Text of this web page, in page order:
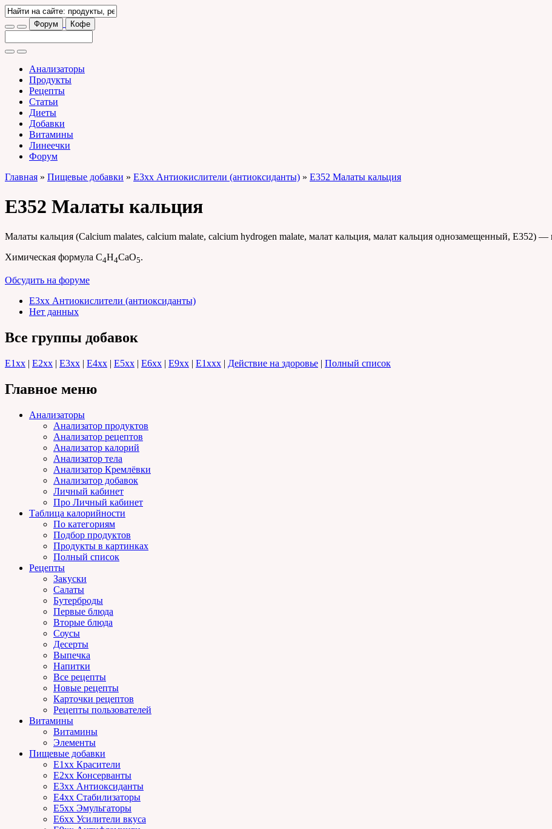
Форум Кофе
Анализаторы
Продукты
Рецепты
Статьи
Диеты
Добавки
Витамины
Линеечки
Форум
Главная » Пищевые добавки » E3xx Антиокислители (антиоксиданты) » E352 Малаты кальция
E352 Малаты кальция
Малаты кальция (Calcium malates, calcium malate, calcium hydrogen malate, малат кальция, малат кальция однозамещенный, E352) —
Химическая формула C4H4CaO5.
Обсудить на форуме
E3xx Антиокислители (антиоксиданты)
Нет данных
Все группы добавок
E1хх | E2хх | E3хх | E4хх | E5хх | E6хх | E9хх | E1xхх | Действие на здоровье | Полный список
Главное меню
Анализаторы
Анализатор продуктов
Анализатор рецептов
Анализатор калорий
Анализатор тела
Анализатор Кремлёвки
Анализатор добавок
Личный кабинет
Про Личный кабинет
Таблица калорийности
По категориям
Подбор продуктов
Продукты в картинках
Полный список
Рецепты
Закуски
Салаты
Бутерброды
Первые блюда
Вторые блюда
Соусы
Десерты
Выпечка
Напитки
Все рецепты
Новые рецепты
Карточки рецептов
Рецепты пользователей
Витамины
Витамины
Элементы
Пищевые добавки
E1xx Красители
E2xx Консерванты
E3xx Антиоксиданты
E4xx Стабилизаторы
E5xx Эмульгаторы
E6xx Усилители вкуса